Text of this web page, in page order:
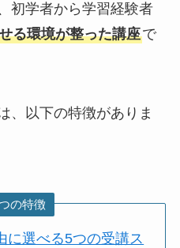
初学者から学習経験者
る環境が整った講座で
、以下の特徴がありま
の特徴
に選べる5つの受講ス